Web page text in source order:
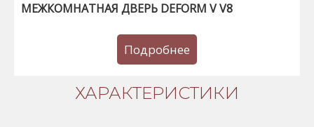
МЕЖКОМНАТНАЯ ДВЕРЬ DEFORM V V8
Подробнее
ХАРАКТЕРИСТИКИ